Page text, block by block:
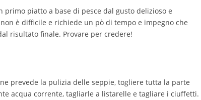
primo piatto a base di pesce dal gusto delizioso e
è difficile e richiede un pò di tempo e impegno che
risultato finale. Provare per credere!
prevede la pulizia delle seppie, togliere tutta la parte
acqua corrente, tagliarle a listarelle e tagliare i ciuffetti.